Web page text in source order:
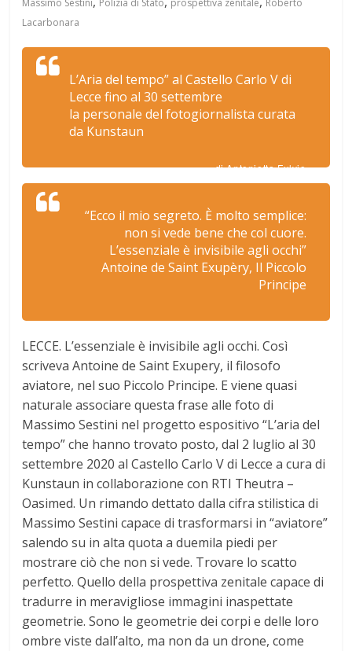
Massimo Sestini Polizia di Stato prospettiva zenitale Roberto
Lacarbonara
L’Aria del tempo” al Castello Carlo V di
Lecce fino al 30 settembre
la personale del fotogiornalista curata
da Kunstaun
di Antonietta Fulvio
“Ecco il mio segreto. È molto semplice:
non si vede bene che col cuore.
L’essenziale è invisibile agli occhi”
Antoine de Saint Exupèry, Il Piccolo
Principe
LECCE. L’essenziale è invisibile agli occhi. Così
scriveva Antoine de Saint Exupery, il filosofo
aviatore, nel suo Piccolo Principe. E viene quasi
naturale associare questa frase alle foto di
Massimo Sestini nel progetto espositivo “L’aria del
tempo” che hanno trovato posto, dal 2 luglio al 30
settembre 2020 al Castello Carlo V di Lecce a cura di
Kunstaun in collaborazione con RTI Theutra –
Oasimed. Un rimando dettato dalla cifra stilistica di
Massimo Sestini capace di trasformarsi in “aviatore”
salendo su in alta quota a duemila piedi per
mostrare ciò che non si vede. Trovare lo scatto
perfetto. Quello della prospettiva zenitale capace di
tradurre in meravigliose immagini inaspettate
geometrie. Sono le geometrie dei corpi e delle loro
ombre viste dall’alto, ma non da un drone, come